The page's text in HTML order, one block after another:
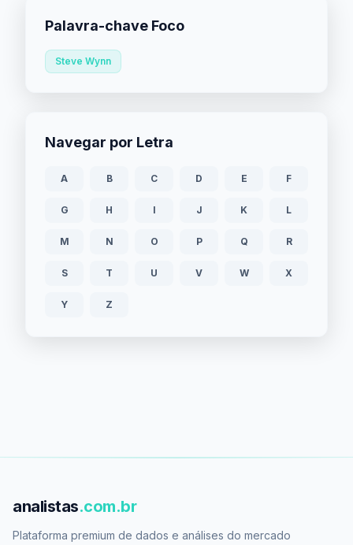
Palavra-chave Foco
Steve Wynn
Navegar por Letra
A B C D E F
G H I J K L
M N O P Q R
S T U V W X
Y Z
analistas.com.br
Plataforma premium de dados e análises do mercado